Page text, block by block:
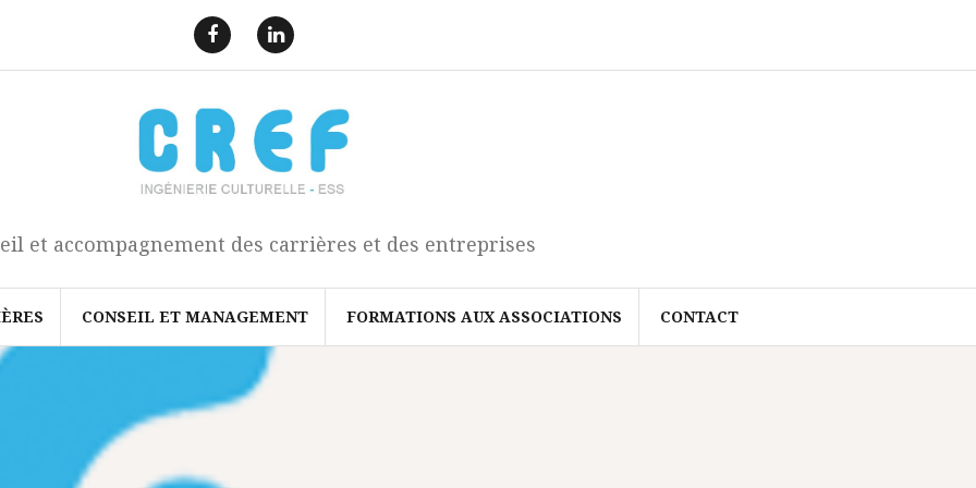
a
c
b
o
k
i
k
e
d
I
n
et accompagnement des carrières et des entreprises
CONSEIL ET MANAGEMENT FORMATIONS AUX ASSOCIATIONS CONTACT